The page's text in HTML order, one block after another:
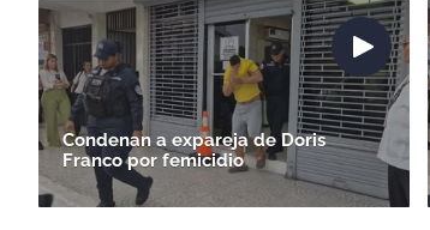
Condenan a expareja de Doris
Franco por femicidio